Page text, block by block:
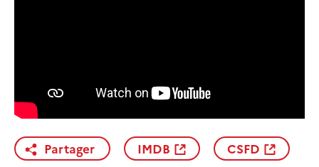
Partager IMDB CSFD